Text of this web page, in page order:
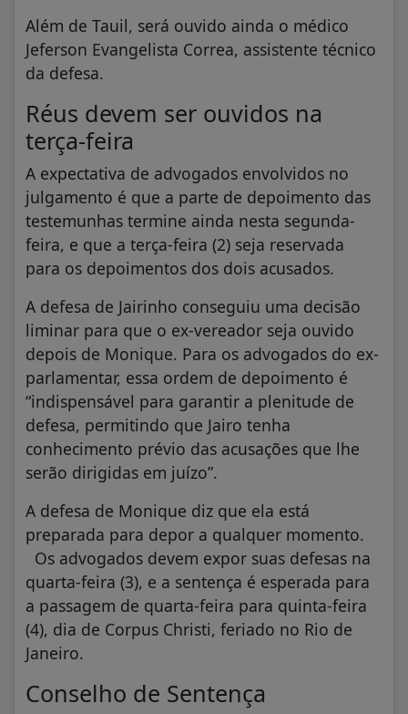
Além de Tauil, será ouvido ainda o médico
Jeferson Evangelista Correa, assistente técnico
da defesa.
Réus devem ser ouvidos na
terça-feira
A expectativa de advogados envolvidos no
julgamento é que a parte de depoimento das
testemunhas termine ainda nesta segunda-
feira, e que a terça-feira (2) seja reservada
para os depoimentos dos dois acusados.
A defesa de Jairinho conseguiu uma decisão
liminar para que o ex-vereador seja ouvido
depois de Monique. Para os advogados do ex-
parlamentar, essa ordem de depoimento é
“indispensável para garantir a plenitude de
defesa, permitindo que Jairo tenha
conhecimento prévio das acusações que lhe
serão dirigidas em juízo”.
A defesa de Monique diz que ela está
preparada para depor a qualquer momento.
Os advogados devem expor suas defesas na
quarta-feira (3), e a sentença é esperada para
a passagem de quarta-feira para quinta-feira
(4), dia de Corpus Christi, feriado no Rio de
Janeiro.
Conselho de Sentença